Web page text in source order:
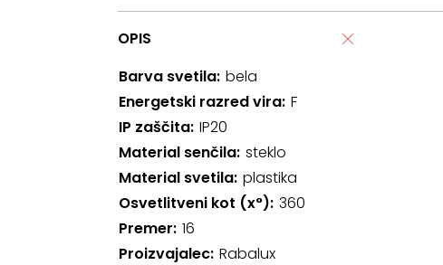
OPIS
Barva svetila bela
Energetski razred vira F
IP zaščita IP20
Material senčila steklo
Material svetila plastika
Osvetlitveni kot (x°) 360
Premer 16
Proizvajalec Rabalux